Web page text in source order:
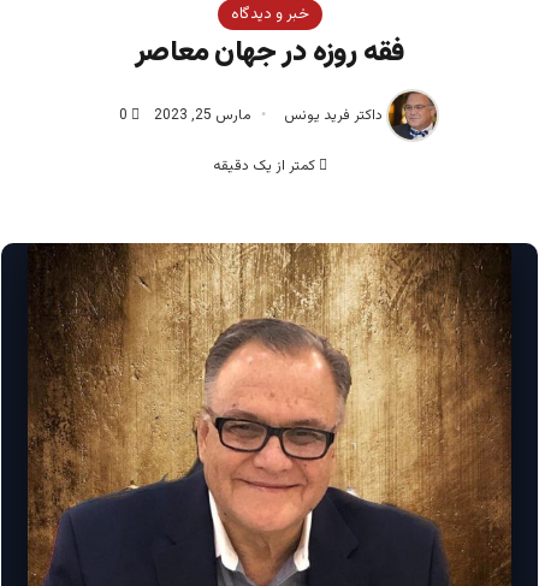
خبر و دیدگاه
فقه روزه در جهان معاصر
داکتر فرید یونس مارس 25, 2023 0
کمتر از یک دقیقه